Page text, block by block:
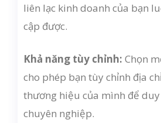
liên lạc kinh doanh của bạn
cập được.
Khả năng tùy chỉnh: Chọn
cho phép bạn tùy chỉnh địa
thương hiệu của mình để
chuyên nghiệp.